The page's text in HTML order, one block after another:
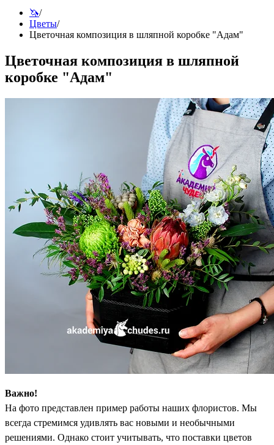
🦄/
Цветы/
Цветочная композиция в шляпной коробке "Адам"
Цветочная композиция в шляпной
коробке "Адам"
Важно!
На фото представлен пример работы наших флористов. Мы
всегда стремимся удивлять вас новыми и необычными
решениями. Однако стоит учитывать, что поставки цветов